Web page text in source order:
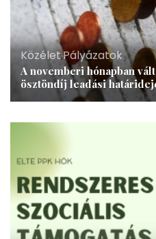
Közélet,Pályázatok
A novemberi hónapban
ösztöndíj leadási